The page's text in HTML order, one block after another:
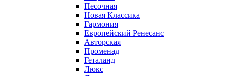
Песочная
Новая Классика
Гармония
Европейский Ренесанс
Авторская
Променад
Геталанд
Люкс